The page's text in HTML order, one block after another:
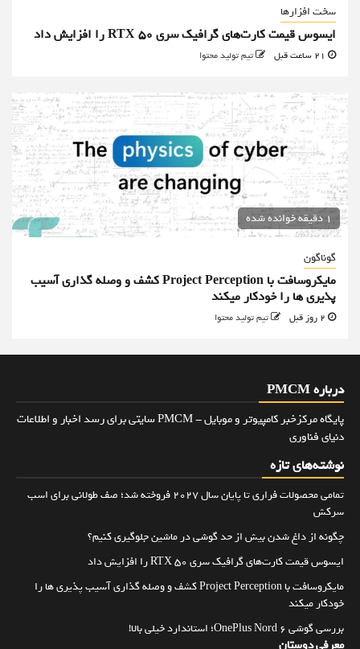
سخت افزارها
ایسوس قیمت کارت‌های گرافیک سری RTX 50 را افزایش داد
تیم تولید محتوا
1 دقیقه خوانده شده
گوناگون
مایکروسافت با Project Perception کشف و وصله گذاری آسیب
پذیری ها را خودکار میکند
تیم تولید محتوا
درباره PMCM
پایگاه مرکزخبر کامپیوتر و موبایل - PMCM سایتی برای رسد اخبار و اطلاعات
دنیای فناوری
نوشته‌های تازه
تمامی محصولات فراری تا پایان سال ۲۰۲۷ فروخته شد؛ صف طولانی برای اسب
سرکش
چگونه از داغ شدن بیش از حد گوشی در ماشین جلوگیری کنیم؟
ایسوس قیمت کارت‌های گرافیک سری RTX 50 را افزایش داد
مایکروسافت با Project Perception کشف و وصله گذاری آسیب پذیری ها را
خودکار میکند
بررسی گوشی OnePlus Nord 6؛ استاندارد خیلی بالا!